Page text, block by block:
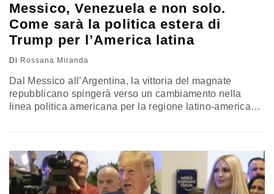
Messico, Venezuela e non solo.
Come sarà la politica estera di
Trump per l’America latina
Di Rossana Miranda
Dal Messico all’Argentina, la vittoria del magnate
repubblicano spingerà verso un cambiamento nella
linea politica americana per la regione latino-americana.